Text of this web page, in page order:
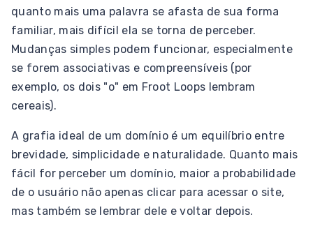
quanto mais uma palavra se afasta de sua forma
familiar, mais difícil ela se torna de perceber.
Mudanças simples podem funcionar, especialmente
se forem associativas e compreensíveis (por
exemplo, os dois "o" em Froot Loops lembram
cereais).
A grafia ideal de um domínio é um equilíbrio entre
brevidade, simplicidade e naturalidade. Quanto mais
fácil for perceber um domínio, maior a probabilidade
de o usuário não apenas clicar para acessar o site,
mas também se lembrar dele e voltar depois.